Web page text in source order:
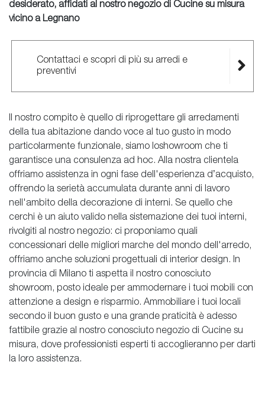
desiderato, affidati al nostro negozio di Cucine su misura
vicino a Legnano
Contattaci e scopri di più su arredi e
preventivi
Il nostro compito è quello di riprogettare gli arredamenti
della tua abitazione dando voce al tuo gusto in modo
particolarmente funzionale, siamo loshowroom che ti
garantisce una consulenza ad hoc. Alla nostra clientela
offriamo assistenza in ogni fase dell'esperienza d’acquisto,
offrendo la serietà accumulata durante anni di lavoro
nell'ambito della decorazione di interni. Se quello che
cerchi è un aiuto valido nella sistemazione dei tuoi interni,
rivolgiti al nostro negozio: ci proponiamo quali
concessionari delle migliori marche del mondo dell'arredo,
offriamo anche soluzioni progettuali di interior design. In
provincia di Milano ti aspetta il nostro conosciuto
showroom, posto ideale per ammodernare i tuoi mobili con
attenzione a design e risparmio. Ammobiliare i tuoi locali
secondo il buon gusto e una grande praticità è adesso
fattibile grazie al nostro conosciuto negozio di Cucine su
misura, dove professionisti esperti ti accoglieranno per darti
la loro assistenza.